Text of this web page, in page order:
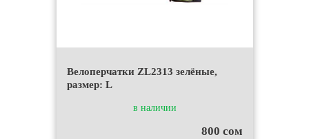
Велоперчатки ZL2313 зелёные,
размер: L
в наличии
800 сом